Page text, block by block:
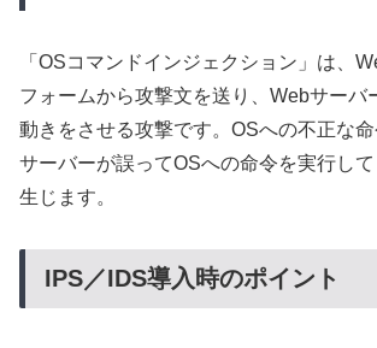
「OSコマンドインジェクション」は、
フォームから攻撃文を送り、Webサーバ
動きをさせる攻撃です。OSへの不正な命
サーバーが誤ってOSへの命令を実行し
生じます。
IPS／IDS導入時のポイント